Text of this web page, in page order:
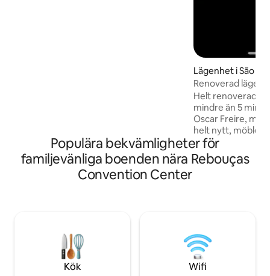
Lägenhet i São
Renoverad
Helt renoverad
mindre än 5
Oscar Freire,
helt nytt, möbler,
TV, 600Mb Wi-Fi,
sovrummet och
kingsize-säng,
Paulista. 24-
parkering med 2
Populära bekvämligheter för
familjevänliga boenden nära Rebouças
Convention Center
Kök Wifi